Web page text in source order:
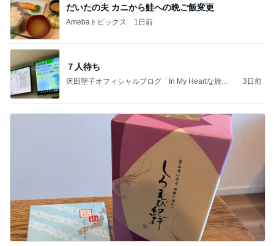
だいたの夫 カニから鮭への晩ご飯変更
Amebaトピックス 1日前
７人待ち
沢田聖子オフィシャルブログ「In My Heartな旅日
3日前